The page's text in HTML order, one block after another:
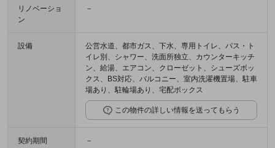
リノベーショ
ン
－
設備
公営水道、都市ガス、下水、専用トイレ、バス・ト
イレ別、シャワー、洗面所独立、カウンターキッチ
ン、給湯、エアコン、クローゼット、シューズボッ
クス、BS対応、バルコニー、室内洗濯機置場、駐車
場あり、駐輪場あり、宅配ボックス
この物件の詳しい情報を送ってもらう
契約期間 －